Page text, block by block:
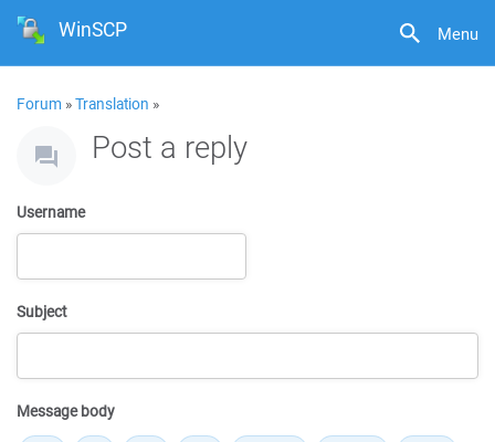
Menu
WinSCP
Forum »Translation »
Post a reply
Username
Subject
Message body